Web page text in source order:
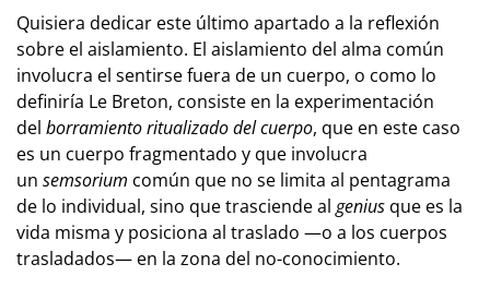
Quisiera dedicar este último apartado a la reflexión
sobre el aislamiento. El aislamiento del alma común
involucra el sentirse fuera de un cuerpo, o como lo
definiría Le Breton, consiste en la experimentación
del borramiento ritualizado del cuerpo, que en este caso
es un cuerpo fragmentado y que involucra
un semsorium común que no se limita al pentagrama
de lo individual, sino que trasciende al genius que es la
vida misma y posiciona al traslado —o a los cuerpos
trasladados— en la zona del no-conocimiento.